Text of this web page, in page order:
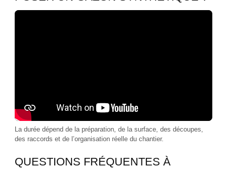
La durée dépend de la préparation, de la surface, des découpes,
des raccords et de l’organisation réelle du chantier.
QUESTIONS FRÉQUENTES À